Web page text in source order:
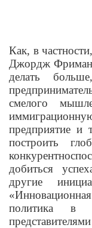
Как, в
Джордж
делать
смелого
предприятие и
построить
добиться
другие
политика в